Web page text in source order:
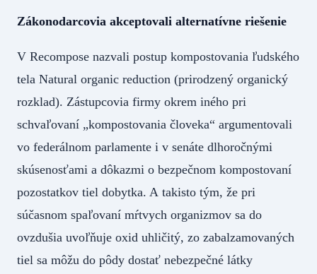
Zákonodarcovia akceptovali alternatívne riešenie
V Recompose nazvali postup kompostovania ľudského
tela Natural organic reduction (prirodzený organický
rozklad). Zástupcovia firmy okrem iného pri
schvaľovaní „kompostovania človeka“ argumentovali
vo federálnom parlamente i v senáte dlhoročnými
skúsenosťami a dôkazmi o bezpečnom kompostovaní
pozostatkov tiel dobytka. A takisto tým, že pri
súčasnom spaľovaní mŕtvych organizmov sa do
ovzdušia uvoľňuje oxid uhličitý, zo zabalzamovaných
tiel sa môžu do pôdy dostať nebezpečné látky